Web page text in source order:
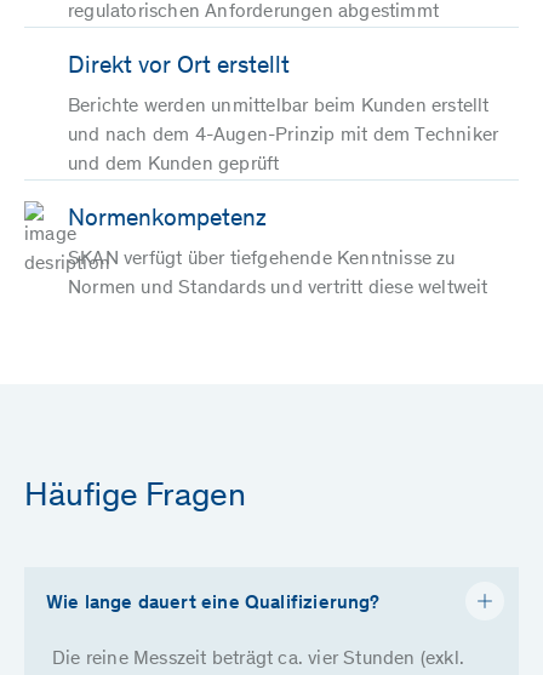
regulatorischen Anforderungen abgestimmt
Direkt vor Ort erstellt
Berichte werden unmittelbar beim Kunden erstellt
und nach dem 4-Augen-Prinzip mit dem Techniker
und dem Kunden geprüft
Normenkompetenz
SKAN verfügt über tiefgehende Kenntnisse zu
Normen und Standards und vertritt diese weltweit
Häufige Fragen
Wie lange dauert eine Qualifizierung?
Die reine Messzeit beträgt ca. vier Stunden (exkl.